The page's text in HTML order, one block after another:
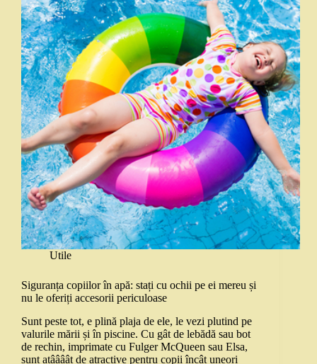
Utile
Siguranța copiilor în apă: stați cu ochii pe ei mereu și
nu le oferiți accesorii periculoase
Sunt peste tot, e plină plaja de ele, le vezi plutind pe
valurile mării și în piscine. Cu gât de lebădă sau bot
de rechin, imprimate cu Fulger McQueen sau Elsa,
sunt atâââât de atractive pentru copii încât uneori